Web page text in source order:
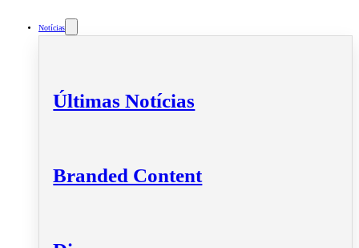
Notícias
Últimas Notícias
Branded Content